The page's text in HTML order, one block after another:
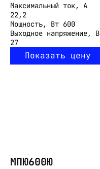
Максимальный ток, А
22,2
Мощность, Вт 600
Выходное напряжение, В
27
Показать цену
МПЮ600Ю